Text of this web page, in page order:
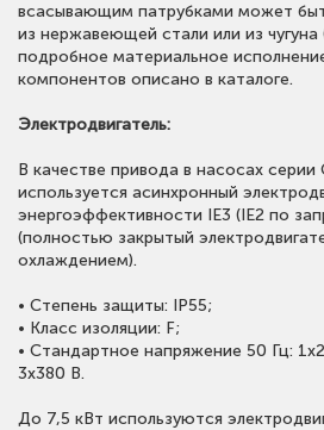
всасывающим патрубками может
из нержавеющей стали или из чугуна
подробное материальное
компонентов описано в каталоге.
Электродвигатель:
В качестве привода в насосах серии
используется асинхронный
энергоэффективности IE3 (IE2 по
(полностью закрытый
охлаждением).
• Степень защиты: IP55;
• Класс изоляции: F;
• Стандартное напряжение 50 Гц:
3x380 В.
До 7,5 кВт используются